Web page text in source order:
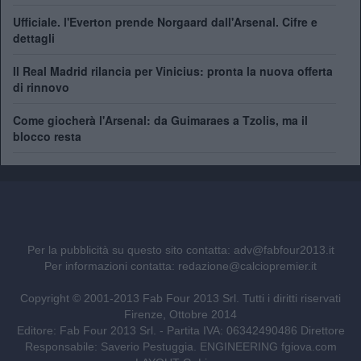
Ufficiale. l'Everton prende Norgaard dall'Arsenal. Cifre e
dettagli
Il Real Madrid rilancia per Vinicius: pronta la nuova offerta
di rinnovo
Come giocherà l'Arsenal: da Guimaraes a Tzolis, ma il
blocco resta
Per la pubblicità su questo sito contatta: adv@fabfour2013.it
Per informazioni contatta: redazione@calciopremier.it
Copyright © 2001-2013 Fab Four 2013 Srl. Tutti i diritti riservati
Firenze, Ottobre 2014
Editore: Fab Four 2013 Srl. - Partita IVA: 06342490486 Direttore
Responsabile: Saverio Pestuggia. ENGINEERING fgiova.com